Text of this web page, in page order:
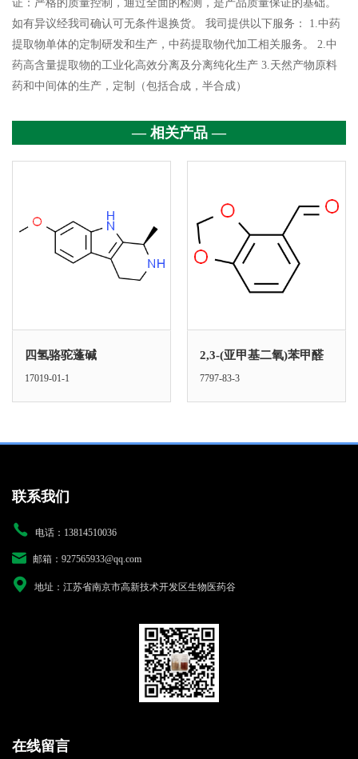
证：严格的质量控制，通过全面的检测，是产品质量保证的基础。
如有异议经我司确认可无条件退换货。 我司提供以下服务： 1.中药
提取物单体的定制研发和生产，中药提取物代加工相关服务。 2.中
药高含量提取物的工业化高效分离及分离纯化生产 3.天然产物原料
药和中间体的生产，定制（包括合成，半合成）
— 相关产品 —
四氢骆驼蓬碱
17019-01-1
2,3-(亚甲基二氧)苯甲醛
7797-83-3
联系我们
电话：13814510036
邮箱：927565933@qq.com
地址：江苏省南京市高新技术开发区生物医药谷
在线留言